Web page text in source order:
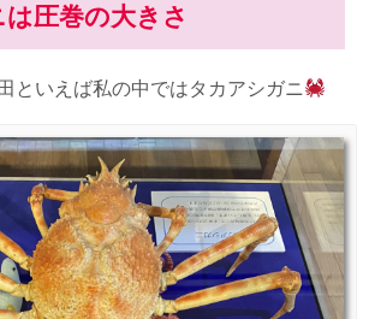
圧巻の大きさ
といえば私の中ではタカアシガニ